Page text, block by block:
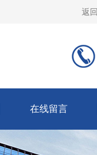
返
在线留言